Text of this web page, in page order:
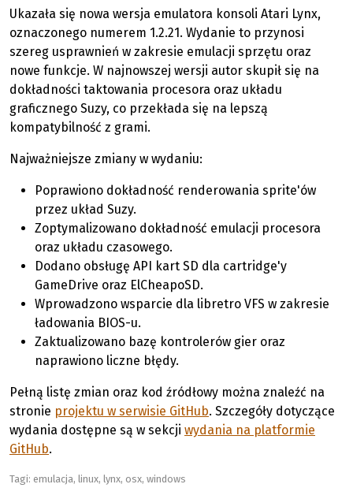
Ukazała się nowa wersja emulatora konsoli Atari Lynx,
oznaczonego numerem 1.2.21. Wydanie to przynosi
szereg usprawnień w zakresie emulacji sprzętu oraz
nowe funkcje. W najnowszej wersji autor skupił się na
dokładności taktowania procesora oraz układu
graficznego Suzy, co przekłada się na lepszą
kompatybilność z grami.
Najważniejsze zmiany w wydaniu:
Poprawiono dokładność renderowania sprite'ów
przez układ Suzy.
Zoptymalizowano dokładność emulacji procesora
oraz układu czasowego.
Dodano obsługę API kart SD dla cartridge'y
GameDrive oraz ElCheapoSD.
Wprowadzono wsparcie dla libretro VFS w zakresie
ładowania BIOS-u.
Zaktualizowano bazę kontrolerów gier oraz
naprawiono liczne błędy.
Pełną listę zmian oraz kod źródłowy można znaleźć na
stronie projektu w serwisie GitHub. Szczegóły dotyczące
wydania dostępne są w sekcji wydania na platformie
GitHub.
Tagi: emulacja, linux, lynx, osx, windows